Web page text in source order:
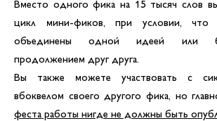
Вместо одного фика на 15 тысяч слов
цикл мини-фиков, при условии,
объединены одной идеей или
продолжением друг друга.
Вы также можете участвовать с
вбоквелом своего другого фика, но
феста работы нигде не должны быть